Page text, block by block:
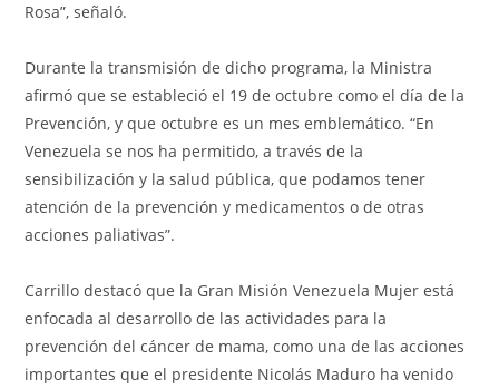
Rosa”, señaló.
Durante la transmisión de dicho programa, la Ministra
afirmó que se estableció el 19 de octubre como el día de la
Prevención, y que octubre es un mes emblemático. “En
Venezuela se nos ha permitido, a través de la
sensibilización y la salud pública, que podamos tener
atención de la prevención y medicamentos o de otras
acciones paliativas”.
Carrillo destacó que la Gran Misión Venezuela Mujer está
enfocada al desarrollo de las actividades para la
prevención del cáncer de mama, como una de las acciones
importantes que el presidente Nicolás Maduro ha venido